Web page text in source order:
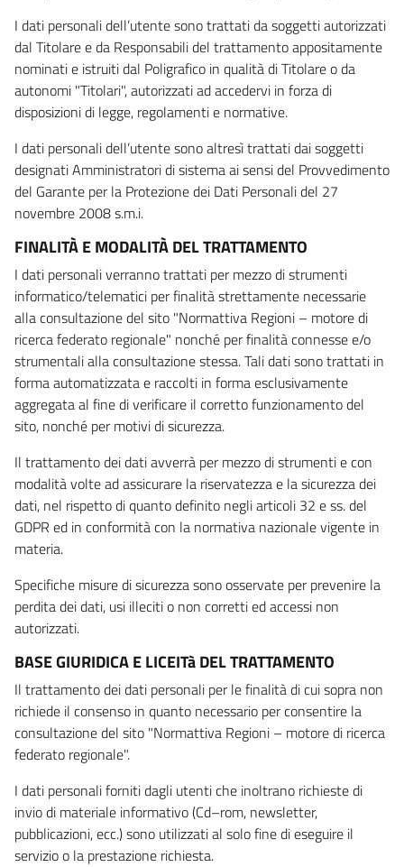
I dati personali dell’utente sono trattati da soggetti autorizzati
dal Titolare e da Responsabili del trattamento appositamente
nominati e istruiti dal Poligrafico in qualità di Titolare o da
autonomi "Titolari", autorizzati ad accedervi in forza di
disposizioni di legge, regolamenti e normative.
I dati personali dell’utente sono altresì trattati dai soggetti
designati Amministratori di sistema ai sensi del Provvedimento
del Garante per la Protezione dei Dati Personali del 27
novembre 2008 s.m.i.
FINALITÀ E MODALITÀ DEL TRATTAMENTO
I dati personali verranno trattati per mezzo di strumenti
informatico/telematici per finalità strettamente necessarie
alla consultazione del sito "Normattiva Regioni – motore di
ricerca federato regionale" nonché per finalità connesse e/o
strumentali alla consultazione stessa. Tali dati sono trattati in
forma automatizzata e raccolti in forma esclusivamente
aggregata al fine di verificare il corretto funzionamento del
sito, nonché per motivi di sicurezza.
Il trattamento dei dati avverrà per mezzo di strumenti e con
modalità volte ad assicurare la riservatezza e la sicurezza dei
dati, nel rispetto di quanto definito negli articoli 32 e ss. del
GDPR ed in conformità con la normativa nazionale vigente in
materia.
Specifiche misure di sicurezza sono osservate per prevenire la
perdita dei dati, usi illeciti o non corretti ed accessi non
autorizzati.
BASE GIURIDICA E LICEITà DEL TRATTAMENTO
Il trattamento dei dati personali per le finalità di cui sopra non
richiede il consenso in quanto necessario per consentire la
consultazione del sito "Normattiva Regioni – motore di ricerca
federato regionale".
I dati personali forniti dagli utenti che inoltrano richieste di
invio di materiale informativo (Cd–rom, newsletter,
pubblicazioni, ecc.) sono utilizzati al solo fine di eseguire il
servizio o la prestazione richiesta.